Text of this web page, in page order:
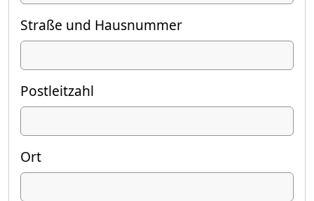
Straße und Hausnummer
Postleitzahl
Ort